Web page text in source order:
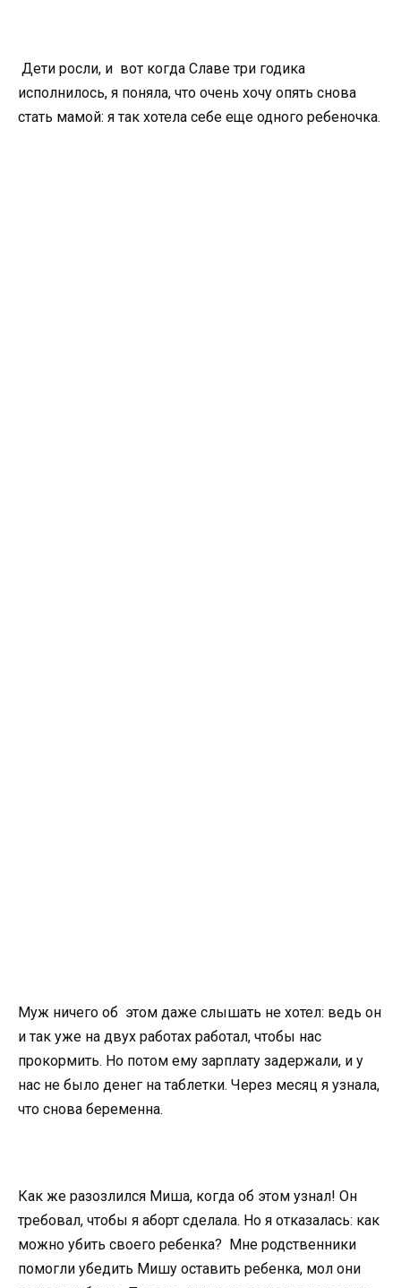
Дети росли, и вот когда Славе три годика
исполнилось, я поняла, что очень хочу опять снова
стать мамой: я так хотела себе еще одного ребеночка.
Муж ничего об этом даже слышать не хотел: ведь он
и так уже на двух работах работал, чтобы нас
прокормить. Но потом ему зарплату задержали, и у
нас не было денег на таблетки. Через месяц я узнала,
что снова беременна.
Как же разозлился Миша, когда об этом узнал! Он
требовал, чтобы я аборт сделала. Но я отказалась: как
можно убить своего ребенка? Мне родственники
помогли убедить Мишу оставить ребенка, мол они